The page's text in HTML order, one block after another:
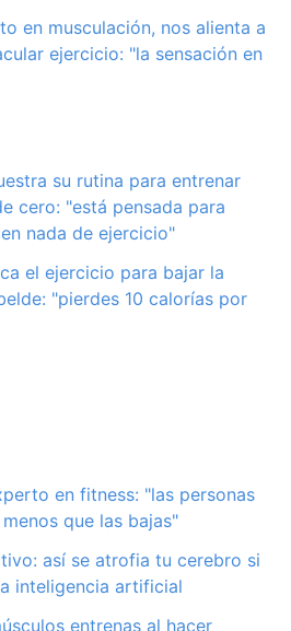
en musculación, nos alienta a
ejercicio: "la sensación en
su rutina para entrenar
cero: "está pensada para
nada de ejercicio"
el ejercicio para bajar la
"pierdes 10 calorías por
en fitness: "las personas
que las bajas"
así se atrofia tu cerebro si
inteligencia artificial
entrenas al hacer